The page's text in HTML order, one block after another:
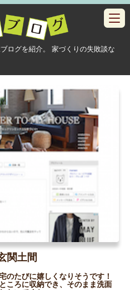
ログを紹介。 家づくりの失敗談な
関土間
のたびに嬉しくなりそうです！
ころに収納でき、そのまま洗面